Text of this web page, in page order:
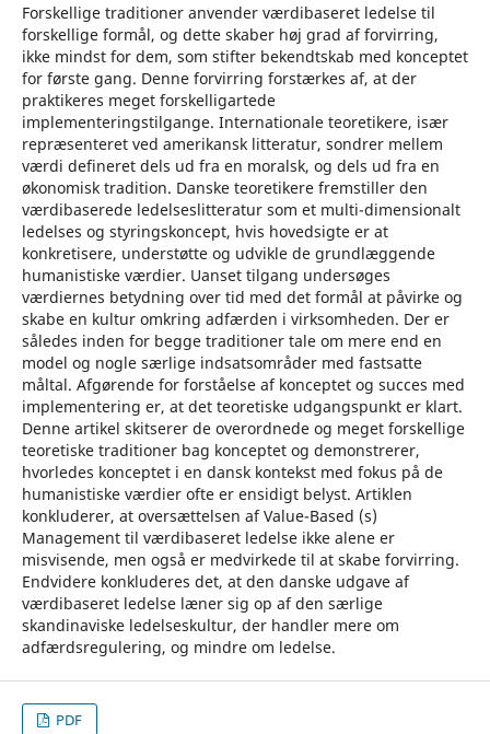
Forskellige traditioner anvender værdibaseret ledelse til
forskellige formål, og dette skaber høj grad af forvirring,
ikke mindst for dem, som stifter bekendtskab med konceptet
for første gang. Denne forvirring forstærkes af, at der
praktikeres meget forskelligartede
implementeringstilgange. Internationale teoretikere, især
repræsenteret ved amerikansk litteratur, sondrer mellem
værdi defineret dels ud fra en moralsk, og dels ud fra en
økonomisk tradition. Danske teoretikere fremstiller den
værdibaserede ledelseslitteratur som et multi-dimensionalt
ledelses og styringskoncept, hvis hovedsigte er at
konkretisere, understøtte og udvikle de grundlæggende
humanistiske værdier. Uanset tilgang undersøges
værdiernes betydning over tid med det formål at påvirke og
skabe en kultur omkring adfærden i virksomheden. Der er
således inden for begge traditioner tale om mere end en
model og nogle særlige indsatsområder med fastsatte
måltal. Afgørende for forståelse af konceptet og succes med
implementering er, at det teoretiske udgangspunkt er klart.
Denne artikel skitserer de overordnede og meget forskellige
teoretiske traditioner bag konceptet og demonstrerer,
hvorledes konceptet i en dansk kontekst med fokus på de
humanistiske værdier ofte er ensidigt belyst. Artiklen
konkluderer, at oversættelsen af Value-Based (s)
Management til værdibaseret ledelse ikke alene er
misvisende, men også er medvirkede til at skabe forvirring.
Endvidere konkluderes det, at den danske udgave af
værdibaseret ledelse læner sig op af den særlige
skandinaviske ledelseskultur, der handler mere om
adfærdsregulering, og mindre om ledelse.
PDF